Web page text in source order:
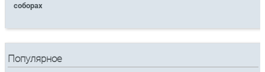
соборах
Популярное